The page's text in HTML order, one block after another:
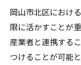
地域特性
岡山市北区
借家契約の魅
地域特性
岡山市北区におけ
限に活かすことが
産業者と連携する
つけることが可能